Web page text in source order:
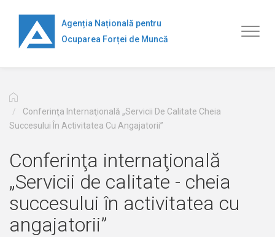
основному
содержанию
Agenția Națională pentru
Ocuparea Forței de Muncă
Conferinţa Internaţională „Servicii De Calitate Cheia
Succesului În Activitatea Cu Angajatorii”
Conferinţa internaţională
„Servicii de calitate - cheia
succesului în activitatea cu
angajatorii”